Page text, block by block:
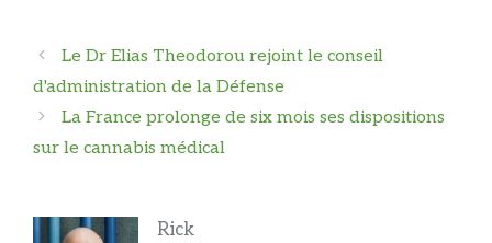
Navigation
des
Le Dr Elias Theodorou rejoint le conseil
d'administration de la Défense
La France prolonge de six mois ses dispositions
sur le cannabis médical
Rick